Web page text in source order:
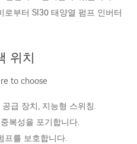
로부터 SI30 태양열 펌프 인버터
위치
급 장치, 지능형 스위칭.
복성을 포기합니다.
프를 보호합니다.